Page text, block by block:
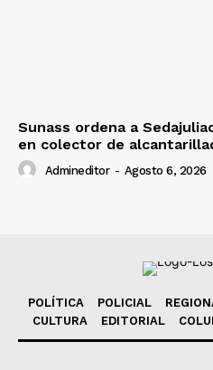
Sunass ordena a
en colector de
Admineditor - Agosto 6, 2026
POLÍTICA POLICIAL
CULTURA
EDITORIAL